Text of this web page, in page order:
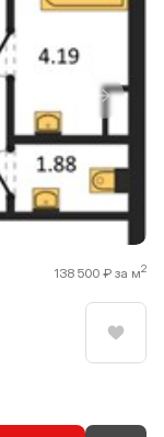
138 500 ₽ за м2